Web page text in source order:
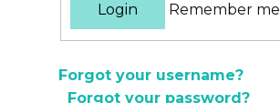
Remember me
Forgot your username?
Forgot your password?